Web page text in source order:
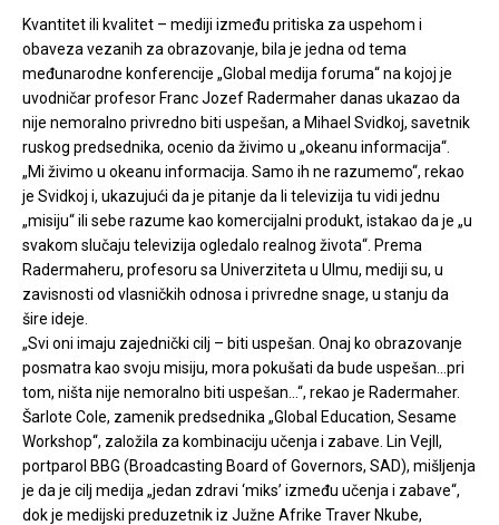
Kvantitet ili kvalitet – mediji između pritiska za uspehom i
obaveza vezanih za obrazovanje, bila je jedna od tema
međunarodne konferencije „Global medija foruma“ na kojoj je
uvodničar profesor Franc Jozef Radermaher danas ukazao da
nije nemoralno privredno biti uspešan, a Mihael Svidkoj, savetnik
ruskog predsednika, ocenio da živimo u „okeanu informacija“.
„Mi živimo u okeanu informacija. Samo ih ne razumemo“, rekao
je Svidkoj i, ukazujući da je pitanje da li televizija tu vidi jednu
„misiju“ ili sebe razume kao komercijalni produkt, istakao da je „u
svakom slučaju televizija ogledalo realnog života“. Prema
Radermaheru, profesoru sa Univerziteta u Ulmu, mediji su, u
zavisnosti od vlasničkih odnosa i privredne snage, u stanju da
šire ideje.
„Svi oni imaju zajednički cilj – biti uspešan. Onaj ko obrazovanje
posmatra kao svoju misiju, mora pokušati da bude uspešan…pri
tom, ništa nije nemoralno biti uspešan…“, rekao je Radermaher.
Šarlote Cole, zamenik predsednika „Global Education, Sesame
Workshop“, založila za kombinaciju učenja i zabave. Lin Vejll,
portparol BBG (Broadcasting Board of Governors, SAD), mišljenja
je da je cilj medija „jedan zdravi ‘miks’ između učenja i zabave“,
dok je medijski preduzetnik iz Južne Afrike Traver Nkube,